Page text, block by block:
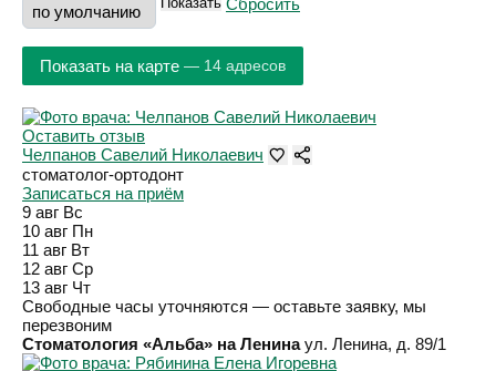
Сбросить
Показать на карте — 14 адресов
Оставить отзыв
Челпанов Савелий Николаевич
стоматолог-ортодонт
Записаться на приём
9 авг Вс
10 авг Пн
11 авг Вт
12 авг Ср
13 авг Чт
Свободные часы уточняются — оставьте заявку, мы
перезвоним
Стоматология «Альба» на Ленина ул. Ленина, д. 89/1